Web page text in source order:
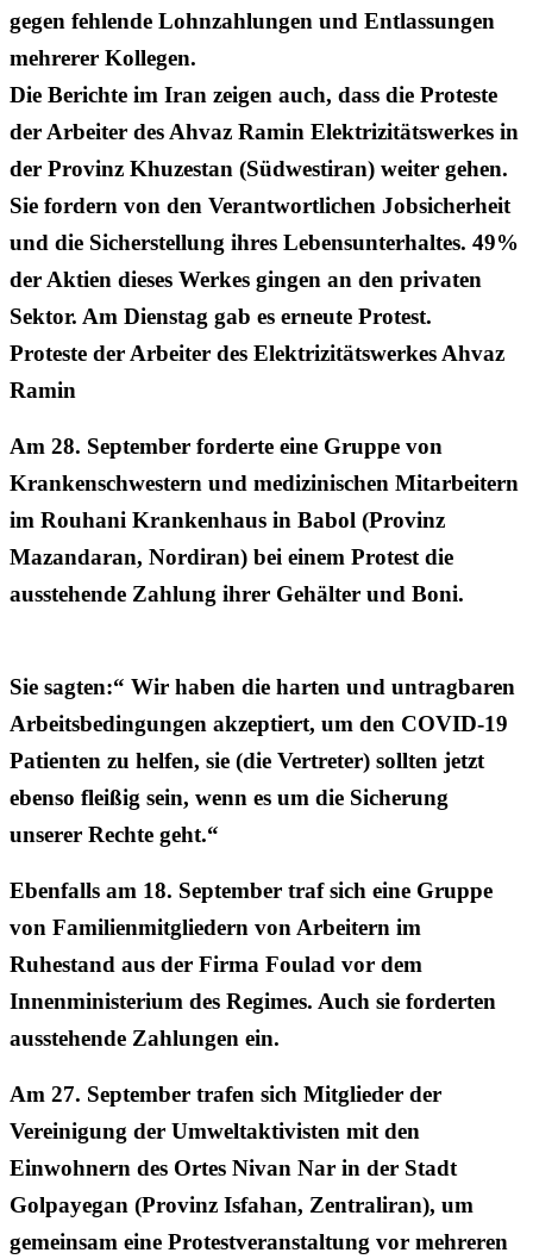
gegen fehlende Lohnzahlungen und Entlassungen
mehrerer Kollegen.
Die Berichte im Iran zeigen auch, dass die Proteste
der Arbeiter des Ahvaz Ramin Elektrizitätswerkes in
der Provinz Khuzestan (Südwestiran) weiter gehen.
Sie fordern von den Verantwortlichen Jobsicherheit
und die Sicherstellung ihres Lebensunterhaltes. 49%
der Aktien dieses Werkes gingen an den privaten
Sektor. Am Dienstag gab es erneute Protest.
Proteste der Arbeiter des Elektrizitätswerkes Ahvaz
Ramin
Am 28. September forderte eine Gruppe von
Krankenschwestern und medizinischen Mitarbeitern
im Rouhani Krankenhaus in Babol (Provinz
Mazandaran, Nordiran) bei einem Protest die
ausstehende Zahlung ihrer Gehälter und Boni.
Sie sagten:“ Wir haben die harten und untragbaren
Arbeitsbedingungen akzeptiert, um den COVID-19
Patienten zu helfen, sie (die Vertreter) sollten jetzt
ebenso fleißig sein, wenn es um die Sicherung
unserer Rechte geht.“
Ebenfalls am 18. September traf sich eine Gruppe
von Familienmitgliedern von Arbeitern im
Ruhestand aus der Firma Foulad vor dem
Innenministerium des Regimes. Auch sie forderten
ausstehende Zahlungen ein.
Am 27. September trafen sich Mitglieder der
Vereinigung der Umweltaktivisten mit den
Einwohnern des Ortes Nivan Nar in der Stadt
Golpayegan (Provinz Isfahan, Zentraliran), um
gemeinsam eine Protestveranstaltung vor mehreren